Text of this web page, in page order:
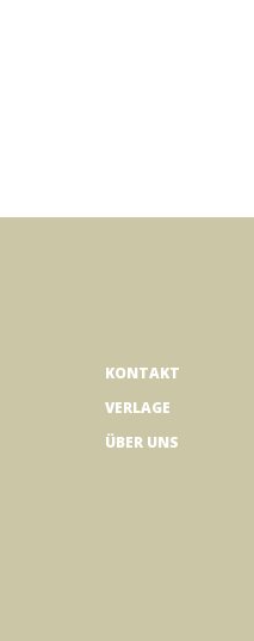
KONTAKT
VERLAGE
ÜBER UNS